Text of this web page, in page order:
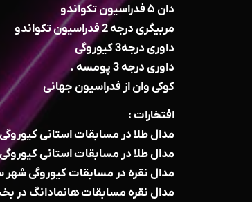
دان ۵ فدراسیون تکواندو
مربیگری درجه 2 فدراسیون تکواندو
داوری درجه3 کیوروگی
داوری درجه 3 پومسه .
کوکی وان از فدراسیون جهانی
افتخارات :
مدال طلا در مسابقات استانی کیوروگی
مدال طلا در مسابقات استانی کیوروگی
مدال نقره در مسابقات کیوروگی شهر
مدال نقره مسابقات هانمادانگ در